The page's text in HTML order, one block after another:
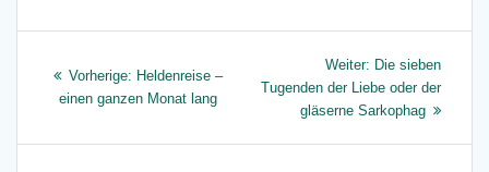
Vorherige: Vorheriger
Beitrag:
Heldenreise –
einen ganzen Monat lang
Weiter: Nächster
Beitrag:
Die sieben
Tugenden der Liebe oder der
gläserne Sarkophag